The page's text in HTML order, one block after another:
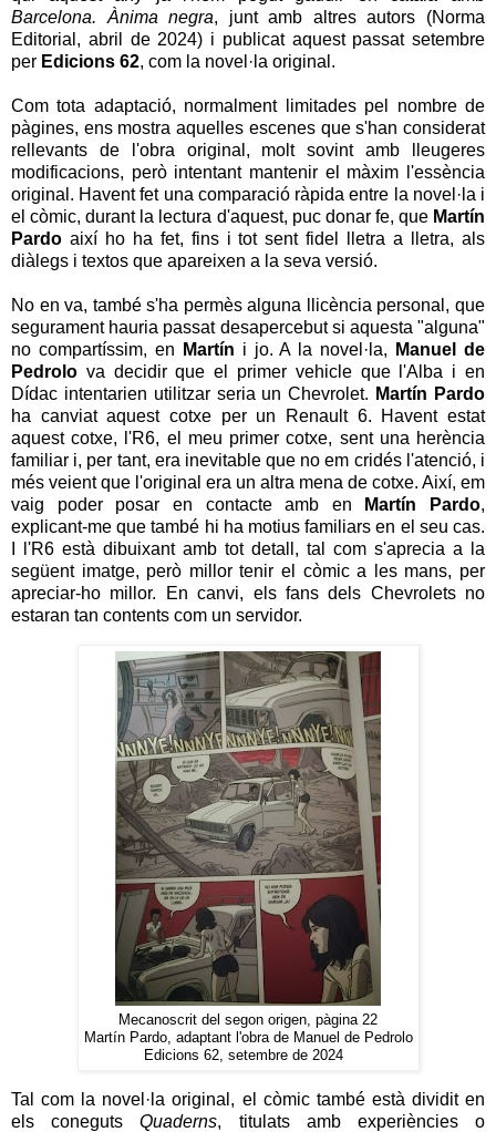
Barcelona. Ànima negra, junt amb altres autors (Norma
Editorial, abril de 2024) i publicat aquest passat setembre
per Edicions 62, com la novel·la original.
Com tota adaptació, normalment limitades pel nombre de
pàgines, ens mostra aquelles escenes que s'han considerat
rellevants de l'obra original, molt sovint amb lleugeres
modificacions, però intentant mantenir el màxim l'essència
original. Havent fet una comparació ràpida entre la novel·la i
el còmic, durant la lectura d'aquest, puc donar fe, que Martín
Pardo així ho ha fet, fins i tot sent fidel lletra a lletra, als
diàlegs i textos que apareixen a la seva versió.
No en va, també s'ha permès alguna llicència personal, que
segurament hauria passat desapercebut si aquesta "alguna"
no compartíssim, en
Martín i jo. A la novel·la,
Manuel de
Pedrolo va decidir que el primer vehicle que l'Alba i en
Dídac intentarien utilitzar seria un Chevrolet. Martín Pardo
ha canviat aquest cotxe per un Renault 6. Havent estat
aquest cotxe, l'R6, el meu primer cotxe, sent una herència
familiar i, per tant, era inevitable que no em cridés l'atenció, i
més veient que l'original era un altra mena de cotxe. Així, em
vaig poder posar en contacte amb en
Martín Pardo,
explicant-me que també hi ha motius familiars en el seu cas.
I l'R6 està dibuixant amb tot detall, tal com s'aprecia a la
següent imatge, però millor tenir el còmic a les mans, per
apreciar-ho millor. En canvi, els fans dels Chevrolets no
estaran tan contents com un servidor.
Mecanoscrit del segon origen, pàgina 22
Martín Pardo, adaptant l'obra de Manuel de Pedrolo
Edicions 62, setembre de 2024
Tal com la novel·la original, el còmic també està dividit en
els conegutsQuaderns, titulats amb experiències o